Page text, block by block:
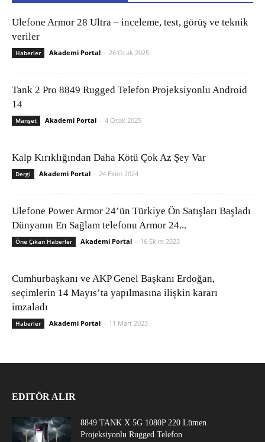
Ulefone Armor 28 Ultra – inceleme, test, görüş ve teknik
veriler
Haberler Akademi Portal - 26 Ocak 2025
Tank 2 Pro 8849 Rugged Telefon Projeksiyonlu Android
14
Manşet Akademi Portal - 4 Ocak 2025
Kalp Kırıklığından Daha Kötü Çok Az Şey Var
Dergi Akademi Portal - 24 Ekim 2024
Ulefone Power Armor 24’ün Türkiye Ön Satışları Başladı
Dünyanın En Sağlam telefonu Armor 24...
Öne Çıkan Haberler Akademi Portal - 16 Ekim 2023
Cumhurbaşkanı ve AKP Genel Başkanı Erdoğan,
seçimlerin 14 Mayıs’ta yapılmasına ilişkin kararı
imzaladı
Haberler Akademi Portal - 11 Mart 2023
EDITÖR ALIR
8849 TANK X 5G 1080P 220 Lümen
Projeksiyonlu Rugged Telefon